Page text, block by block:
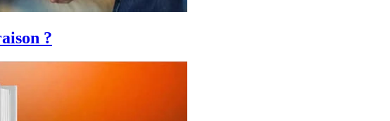
?